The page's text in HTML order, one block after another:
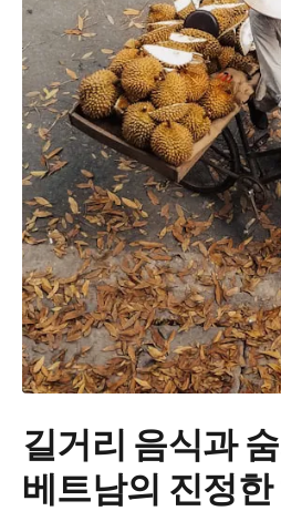
길거리 음식과
베트남의 진정